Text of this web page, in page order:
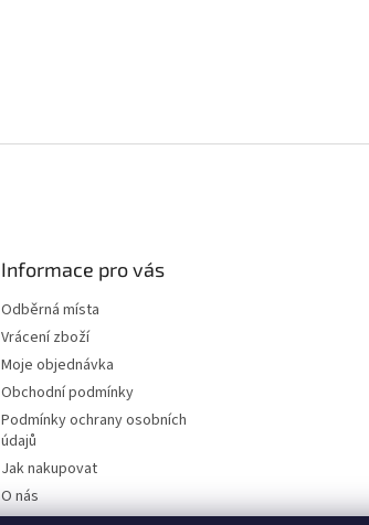
Informace pro vás
Odběrná místa
Vrácení zboží
Moje objednávka
Obchodní podmínky
Podmínky ochrany osobních
údajů
Jak nakupovat
O nás